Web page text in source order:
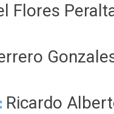
Flores
Ricardo